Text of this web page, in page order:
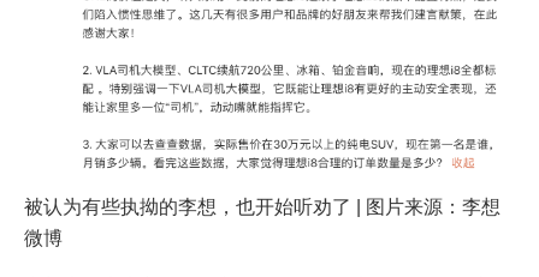
被认为有些执拗的李想，也开始听劝了 | 图片来源：李想
微博